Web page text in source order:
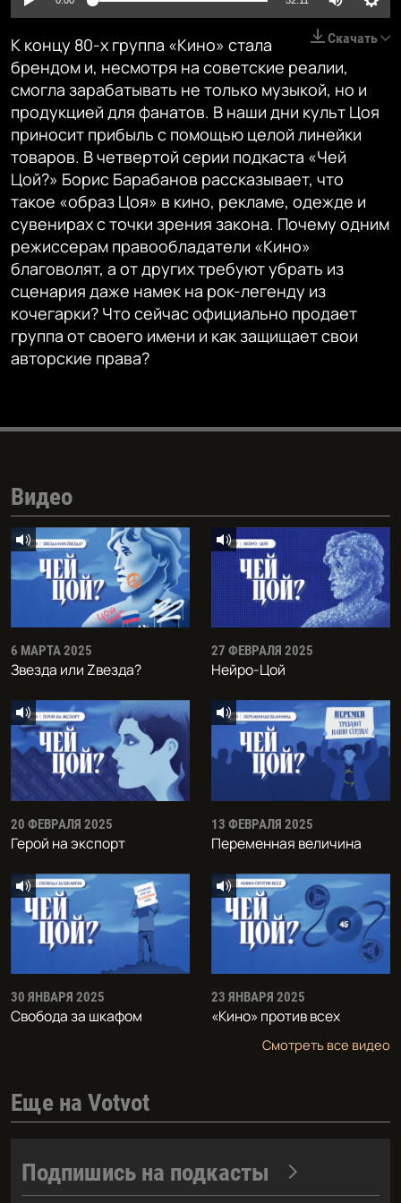
Скачать
К концу 80-х группа «Кино» стала
брендом и, несмотря на советские реалии,
смогла зарабатывать не только музыкой, но и
продукцией для фанатов. В наши дни культ Цоя
приносит прибыль с помощью целой линейки
товаров. В четвертой серии подкаста «Чей
Цой?» Борис Барабанов рассказывает, что
такое «образ Цоя» в кино, рекламе, одежде и
сувенирах с точки зрения закона. Почему одним
режиссерам правообладатели «Кино»
благоволят, а от других требуют убрать из
сценария даже намек на рок-легенду из
кочегарки? Что сейчас официально продает
группа от своего имени и как защищает свои
авторские права?
Видео
6 МАРТА 2025
Звезда или Zвезда?
27 ФЕВРАЛЯ 2025
Нейро-Цой
20 ФЕВРАЛЯ 2025
Герой на экспорт
13 ФЕВРАЛЯ 2025
Переменная величина
30 ЯНВАРЯ 2025
Свобода за шкафом
23 ЯНВАРЯ 2025
«Кино» против всех
Смотреть все видео
Еще на Votvot
Подпишись на подкасты